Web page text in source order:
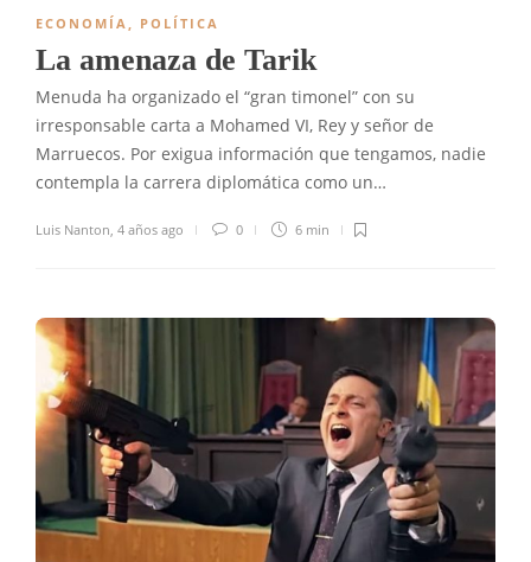
ECONOMÍA, POLÍTICA
La amenaza de Tarik
Menuda ha organizado el “gran timonel” con su
irresponsable carta a Mohamed VI, Rey y señor de
Marruecos. Por exigua información que tengamos, nadie
contempla la carrera diplomática como un…
Luis Nanton, 4 años ago 0 6 min